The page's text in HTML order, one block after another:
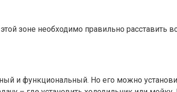
зоне необходимо правильно
и функциональный. Но его можно